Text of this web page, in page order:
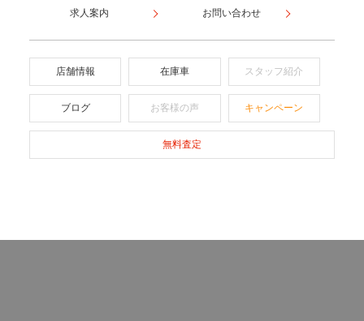
求人案内 お問い合わせ
店舗情報 在庫車 スタッフ紹介
ブログ お客様の声 キャンペーン
無料査定